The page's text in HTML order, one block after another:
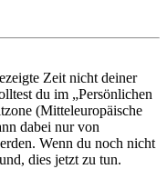
Zeit nicht deiner
du im „Persönlichen
(Mitteleuropäische
dabei nur von
Wenn du noch nicht
dies jetzt zu tun.